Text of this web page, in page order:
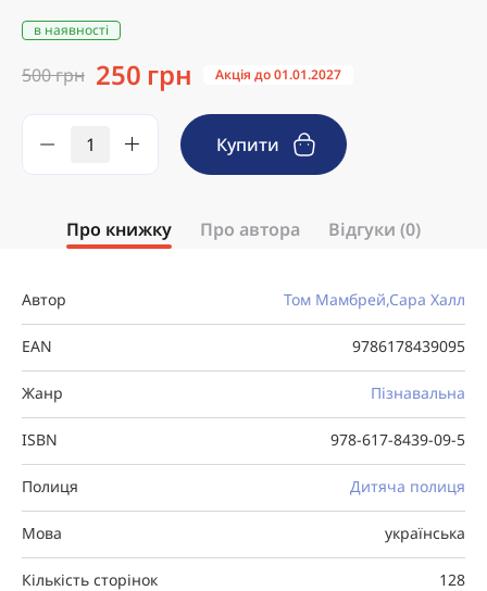
в наявності
500 грн 250 грн Акція до 01.01.2027
Купити
Про книжку Про автора Відгуки (0)
Автор Том Мамбрей,Сара Халл
EAN 9786178439095
Жанр Пізнавальна
ISBN 978-617-8439-09-5
Полиця Дитяча полиця
Мова українська
Кількість сторінок 128